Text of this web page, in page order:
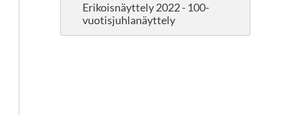
Erikoisnäyttely 2022 - 100-
vuotisjuhlanäyttely